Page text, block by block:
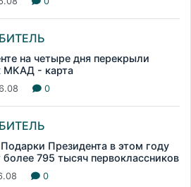
на четыре дня перекрыли
МКАД - карта
0
Президента в этом году
более 795 тысяч первоклассников
0